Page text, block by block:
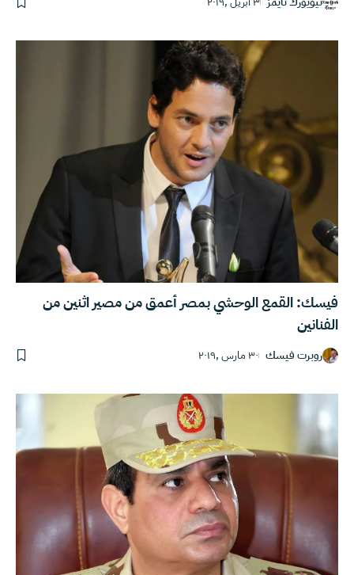
فيسك: القمع الوحشي بمصر أعمق من مصير اثنين من
الفنانين
روبرت فيسك ٣٠ مارس ,٢٠١٩